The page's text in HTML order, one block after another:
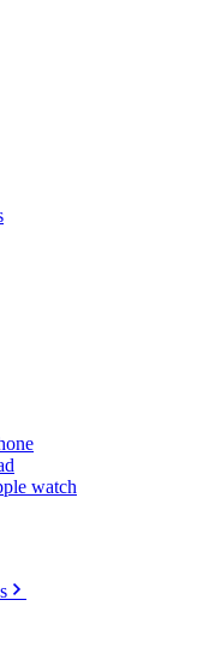
watch